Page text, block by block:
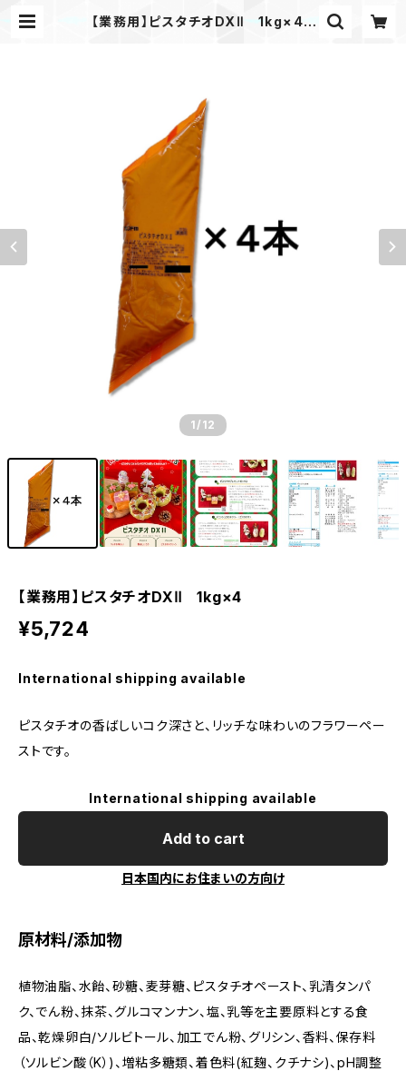
【業務用】ピスタチオDXⅡ 1kg×4 |
1 /12
【業務用】ピスタチオDXⅡ 1kg×4
¥5,724
International shipping available
ピスタチオの香ばしいコク深さと、リッチな味わいのフラワーペー
ストです。
International shipping available
Add to cart
日本国内にお住まいの方向け
原材料/添加物
植物油脂、水飴、砂糖、麦芽糖、ピスタチオペースト、乳清タンパ
ク、でん粉、抹茶、グルコマンナン、塩、乳等を主要原料とする食
品、乾燥卵白/ソルビトール、加工でん粉、グリシン、香料、保存料
（ソルビン酸（K）)、増粘多糖類、着色料(紅麹、クチナシ)、pH調整